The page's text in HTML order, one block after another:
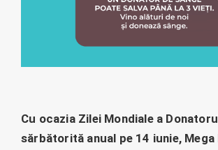
Cu ocazia Zilei Mondiale a
sărbătorită anual pe 14 iunie, Mega